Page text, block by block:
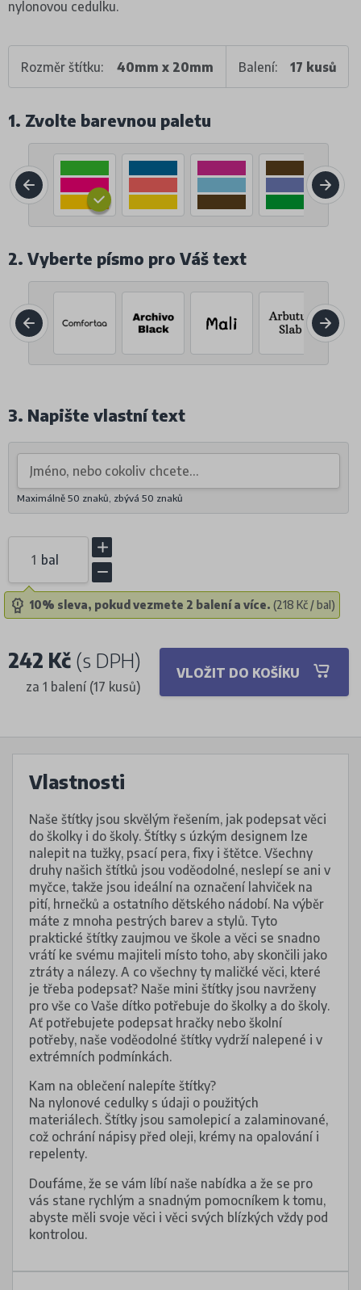
nylonovou cedulku.
Rozměr štítku: 40mm x 20mm Balení: 17 kusů
1. Zvolte barevnou paletu
2. Vyberte písmo pro Váš text
3. Napište vlastní text
Maximálně 50 znaků, zbývá 50 znaků
bal
10% sleva, pokud vezmete 2 balení a více. (218 Kč / bal)
242 Kč (s DPH)
za 1 balení (17 kusů)
VLOŽIT DO KOŠÍKU
Vlastnosti
Naše štítky jsou skvělým řešením, jak podepsat věci
do školky i do školy. Štítky s úzkým designem lze
nalepit na tužky, psací pera, fixy i štětce. Všechny
druhy našich štítků jsou voděodolné, neslepí se ani v
myčce, takže jsou ideální na označení lahviček na
pití, hrnečků a ostatního dětského nádobí. Na výběr
máte z mnoha pestrých barev a stylů. Tyto
praktické štítky zaujmou ve škole a věci se snadno
vrátí ke svému majiteli místo toho, aby skončili jako
ztráty a nálezy. A co všechny ty maličké věci, které
je třeba podepsat? Naše mini štítky jsou navrženy
pro vše co Vaše dítko potřebuje do školky a do školy.
Ať potřebujete podepsat hračky nebo školní
potřeby, naše voděodolné štítky vydrží nalepené i v
extrémních podmínkách.
Kam na oblečení nalepíte štítky?
Na nylonové cedulky s údaji o použitých
materiálech. Štítky jsou samolepicí a zalaminované,
což ochrání nápisy před oleji, krémy na opalování i
repelenty.
Doufáme, že se vám líbí naše nabídka a že se pro
vás stane rychlým a snadným pomocníkem k tomu,
abyste měli svoje věci i věci svých blízkých vždy pod
kontrolou.